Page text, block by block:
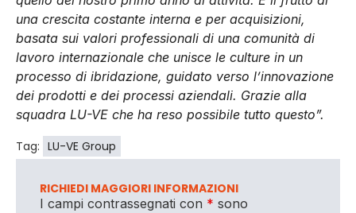
una crescita costante interna e per acquisizioni,
basata sui valori professionali di una comunità di
lavoro internazionale che unisce le culture in un
processo di ibridazione, guidato verso l’innovazione
dei prodotti e dei processi aziendali. Grazie alla
squadra LU-VE che ha reso possibile tutto questo”.
Tag: LU-VE Group
RICHIEDI MAGGIORI INFORMAZIONI
I campi contrassegnati con * sono